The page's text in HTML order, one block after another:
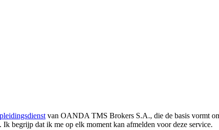
van OANDA TMS Brokers S.A., die de basis vormt
Ik begrijp dat ik me op elk moment kan afmelden voor deze service.